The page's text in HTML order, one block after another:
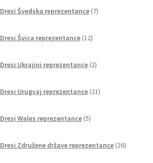
Dresi Švedska reprezentance 7izdelkov
Dresi Švica reprezentance 12izdelkov
Dresi Ukrajini reprezentance 2izdelka
Dresi Urugvaj reprezentance 21izdelkov
Dresi Wales reprezentance 5izdelkov
Dresi Združene države reprezentance 26izdelkov